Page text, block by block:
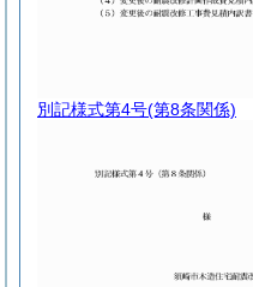
別記様式第4号(第8条関係)